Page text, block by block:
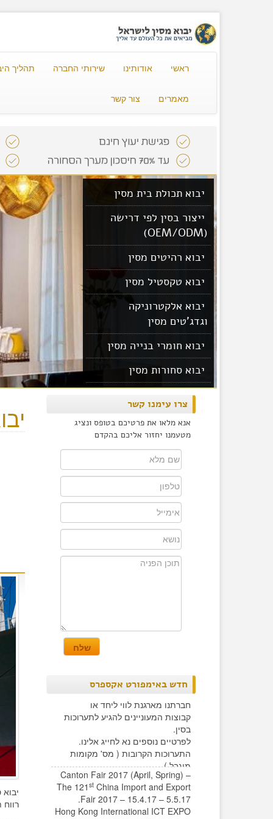
ראשי אודותינו שירותי החברה תהליך
מאמרים צור קשר
יבוא תכולת בית מסין
ייצור בסין לפי דרישה
(OEM/ODM)
יבוא רהיטים מסין
יבוא טקסטיל מסין
יבוא אלקטרוניקה
וגדג'טים מסין
יבוא חומרי בנייה מסין
יבוא סחורות מסין
יבוא מוצרים מסין
צרו עימנו קשר
אנא מלאו את פרטיכם בטופס ונציג
מטעמנו יחזור אליכם בהקדם
חדש באימפורט אקספרס
חברתנו מארגנת לווי ליחד או
קבוצות המעוניינים להגיע לתערוכות
בסין.
לפרטיים נוספים נא לחייג אלינו.
התערוכות הקרובות ( מס' מקומות
מוגבל )
Canton Fair 2017 (April, Spring) –
The 121 st China Import and Export
Fair 2017 – 15.4.17 – 5.5.17.
Hong Kong International ICT EXPO